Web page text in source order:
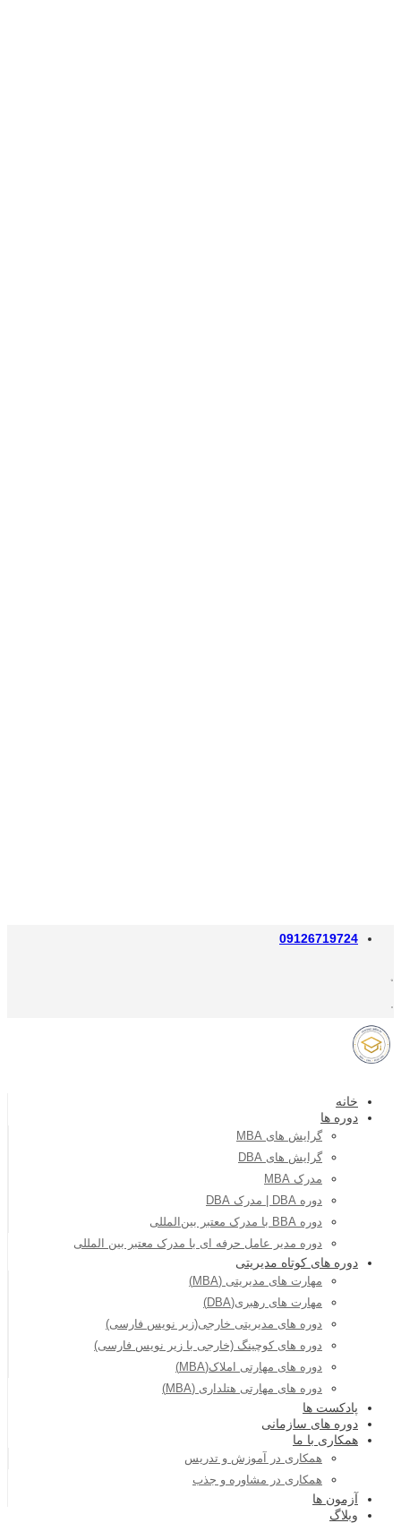
09126719724
خانه
دوره ها
گرایش های MBA
گرایش های DBA
مدرک MBA
دوره DBA | مدرک DBA
دوره BBA با مدرک معتبر بین‌المللی
دوره مدیر عامل حرفه ای با مدرک معتبر بین المللی
دوره های کوتاه مدیریتی
مهارت های مدیریتی (MBA)
مهارت های رهبری(DBA)
دوره های مدیریتی خارجی(زیر نویس فارسی)
دوره های کوچینگ (خارجی با زیر نویس فارسی)
دوره های مهارتی املاک(MBA)
دوره های مهارتی هتلداری (MBA)
پادکست ها
دوره های سازمانی
همکاری با ما
همکاری در آموزش و تدریس
همکاری در مشاوره و جذب
آزمون ها
وبلاگ